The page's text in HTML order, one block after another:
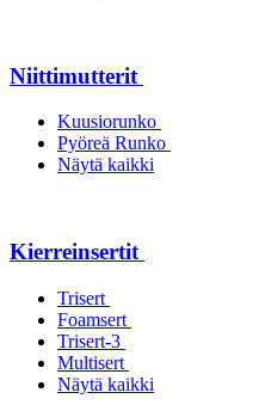
Niittimutterit
Kuusiorunko
Pyöreä Runko
Näytä kaikki
Kierreinsertit
Trisert
Foamsert
Trisert-3
Multisert
Näytä kaikki